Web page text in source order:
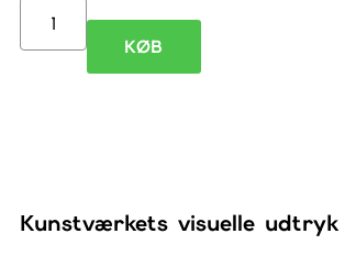
Prime
antal
KØB
Kunstværkets visuelle udtryk